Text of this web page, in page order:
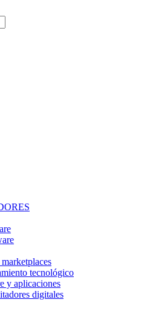
tecnológico
y aplicaciones
digitales